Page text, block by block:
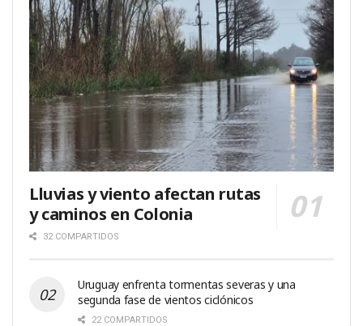
Lluvias y viento afectan rutas
y caminos en Colonia
32 COMPARTIDOS
Uruguay enfrenta tormentas severas y una
segunda fase de vientos ciclónicos
22 COMPARTIDOS